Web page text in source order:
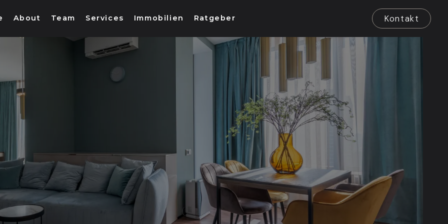
About Team Services Immobilien Ratgeber Kontakt